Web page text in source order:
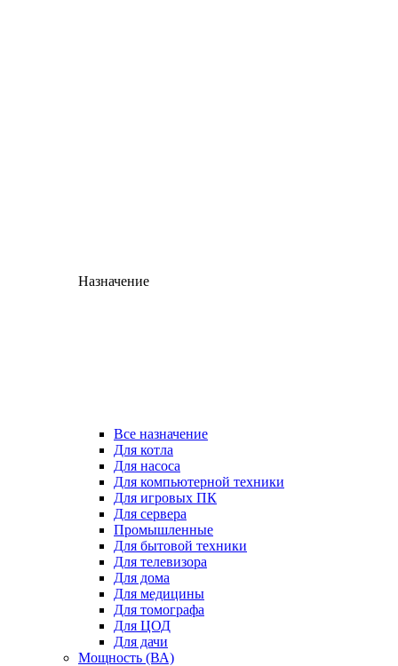
Назначение
Все назначение
Для котла
Для насоса
Для компьютерной техники
Для игровых ПК
Для сервера
Промышленные
Для бытовой техники
Для телевизора
Для дома
Для медицины
Для томографа
Для ЦОД
Для дачи
Мощность (ВА)